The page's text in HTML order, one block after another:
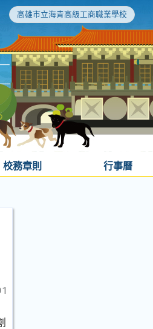
高雄市立海青高級工商職業學校
校務章則 行事曆